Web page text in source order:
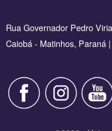
Rua Governador Pedro
Caiobá - Matinhos, Paraná